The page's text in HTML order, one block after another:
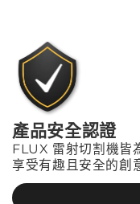
產品安全認證
FLUX 雷射切割機皆
享受有趣且安全的創